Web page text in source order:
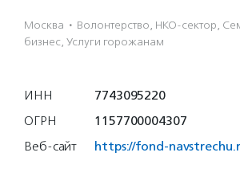
Москва · Волонтерство, НКО-сектор,
бизнес, Услуги горожанам
ИНН
7743095220
ОГРН
1157700004307
Веб-сайт
https://fond-